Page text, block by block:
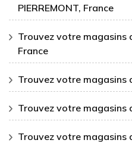
PIERREMONT, France
Trouvez votre magasins
France
Trouvez votre magasins
Trouvez votre magasins
Trouvez votre magasins